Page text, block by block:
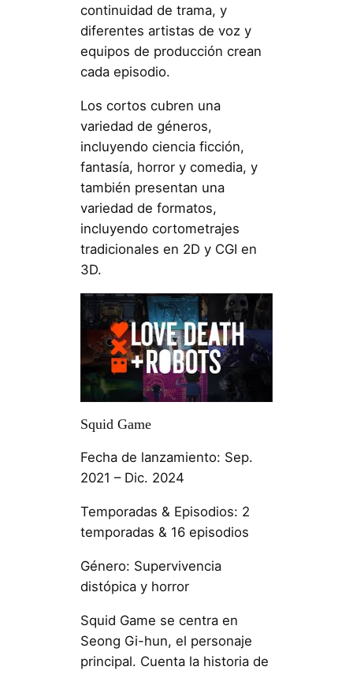
continuidad de trama, y
diferentes artistas de voz y
equipos de producción crean
cada episodio.
Los cortos cubren una
variedad de géneros,
incluyendo ciencia ficción,
fantasía, horror y comedia, y
también presentan una
variedad de formatos,
incluyendo cortometrajes
tradicionales en 2D y CGI en
3D.
Squid Game
Fecha de lanzamiento: Sep.
2021 – Dic. 2024
Temporadas & Episodios: 2
temporadas & 16 episodios
Género: Supervivencia
distópica y horror
Squid Game se centra en
Seong Gi-hun, el personaje
principal. Cuenta la historia de